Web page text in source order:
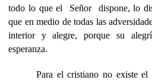
todo lo que el
Señor
dispone, lo
que en medio de todas las
interior y alegre, porque su
esperanza.
Para el cristiano no existe